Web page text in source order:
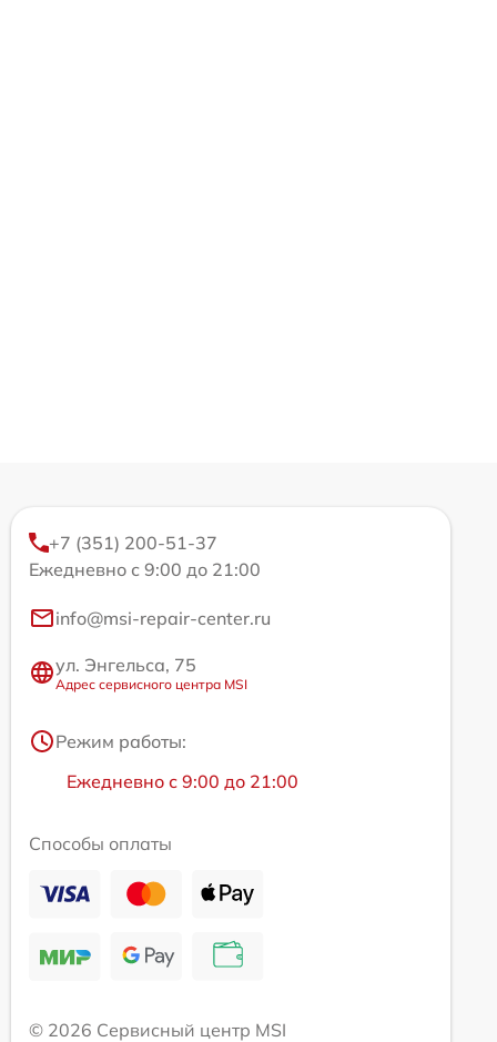
+7 (351) 200-51-37
Ежедневно с 9:00 до 21:00
info@msi-repair-center.ru
ул. Энгельса, 75
Адрес сервисного центра MSI
Режим работы:
Ежедневно с 9:00 до 21:00
Способы оплаты
© 2026 Сервисный центр MSI